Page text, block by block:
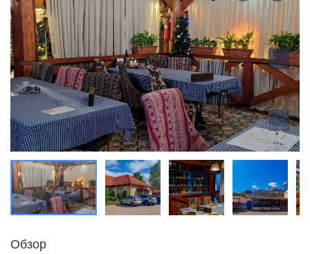
Обзор